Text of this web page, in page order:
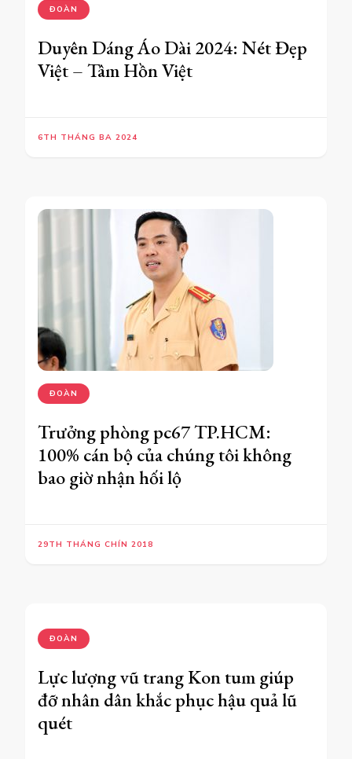
ĐOÀN
Duyên Dáng Áo Dài 2024: Nét Đẹp
Việt – Tâm Hồn Việt
6TH THÁNG BA 2024
ĐOÀN
Trưởng phòng pc67 TP.HCM:
100% cán bộ của chúng tôi không
bao giờ nhận hối lộ
29TH THÁNG CHÍN 2018
ĐOÀN
Lực lượng vũ trang Kon tum giúp
đỡ nhân dân khắc phục hậu quả lũ
quét